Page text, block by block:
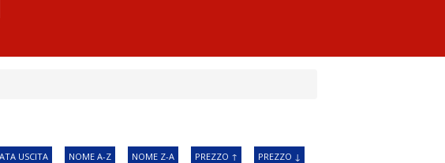
USCITA NOME A-Z NOME Z-A PREZZO ↑ PREZZO ↓